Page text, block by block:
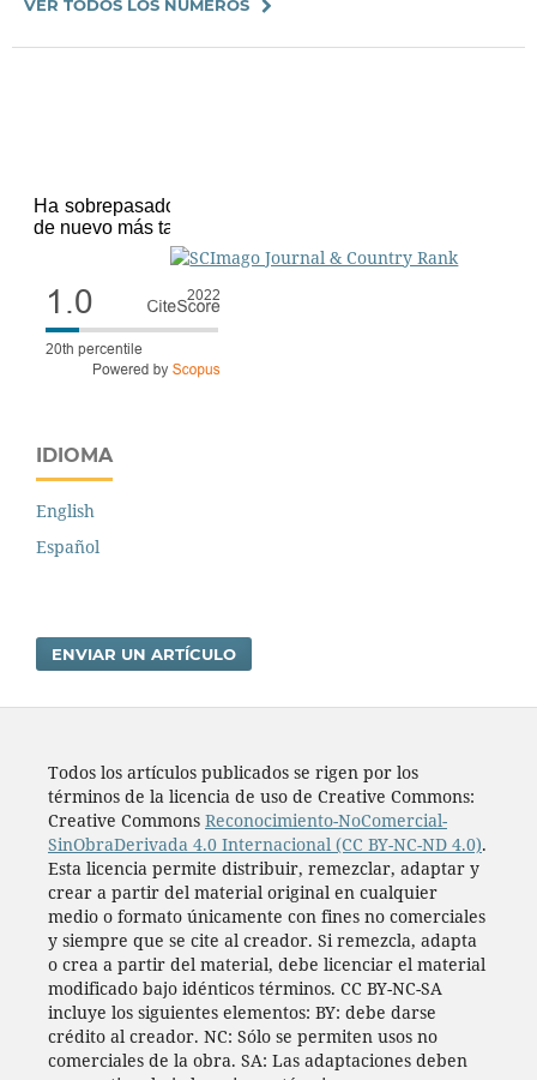
VER TODOS LOS NÚMEROS
IDIOMA
English
Español
ENVIAR UN ARTÍCULO
Todos los artí­culos publicados se rigen por los
términos de la licencia de uso de Creative Commons:
Creative Commons Reconocimiento-NoComercial-
SinObraDerivada 4.0 Internacional (CC BY-NC-ND 4.0).
Esta licencia permite distribuir, remezclar, adaptar y
crear a partir del material original en cualquier
medio o formato únicamente con fines no comerciales
y siempre que se cite al creador. Si remezcla, adapta
o crea a partir del material, debe licenciar el material
modificado bajo idénticos términos. CC BY-NC-SA
incluye los siguientes elementos: BY: debe darse
crédito al creador. NC: Sólo se permiten usos no
comerciales de la obra. SA: Las adaptaciones deben